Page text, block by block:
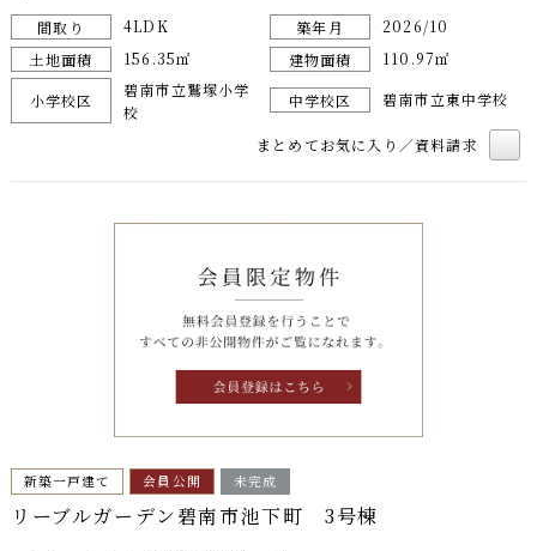
間取り 4LDK 築年月
2026/10
土地面積
156.35㎡ 建物面積 110.97㎡
小学校区
碧南市立鷲塚小学
校
中学校区 碧南市立東中学校
まとめてお気に入り／資料請求
新築一戸建て 会員公開 未完成
リーブルガーデン碧南市池下町 3号棟